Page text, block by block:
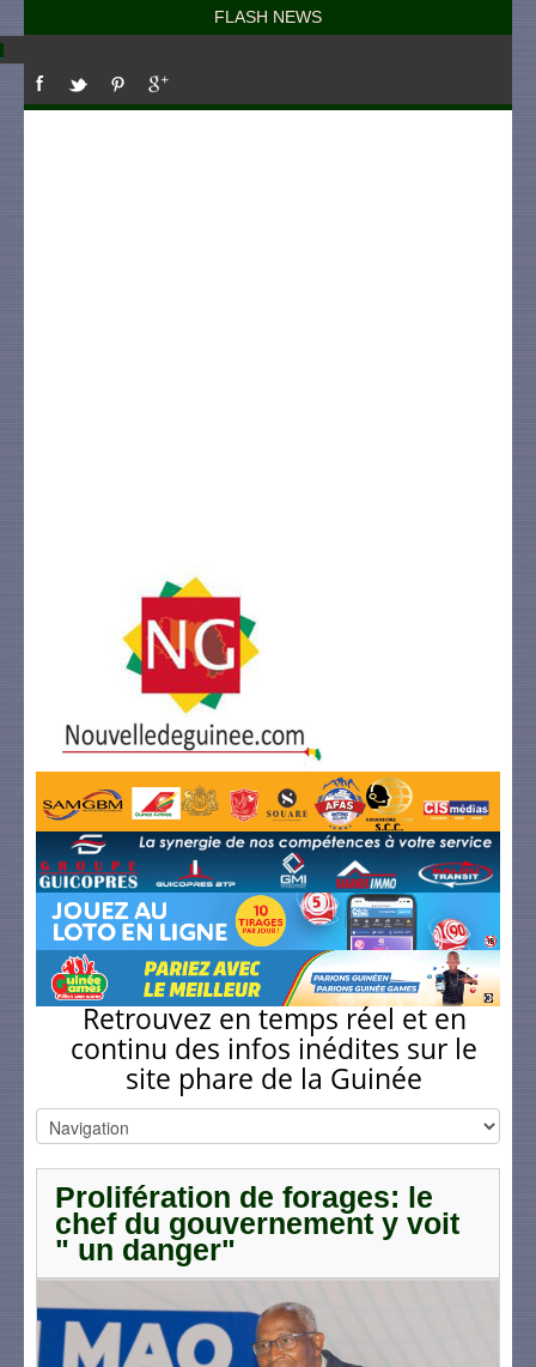
FLASH NEWS
Retrouvez en temps réel et en
continu des infos inédites sur le
site phare de la Guinée
Prolifération de forages: le
chef du gouvernement y voit
" un danger"